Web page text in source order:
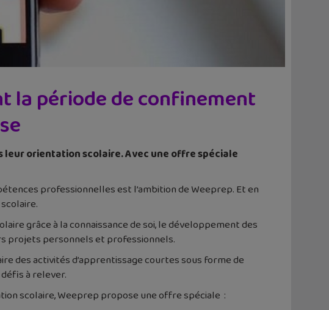
la période de confinement
leur orientation scolaire. Avec une offre spéciale
professionnelles est l’ambition de Weeprep. Et en
grâce à la connaissance de soi, le développement des
projets personnels et professionnels.
des activités d’apprentissage courtes sous forme de
à relever.
scolaire, Weeprep propose une offre spéciale :